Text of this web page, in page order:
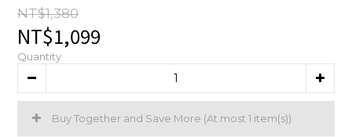
NT$1,380
NT$1,099
Quantity
Buy Together and Save More (At most 1 item(s))